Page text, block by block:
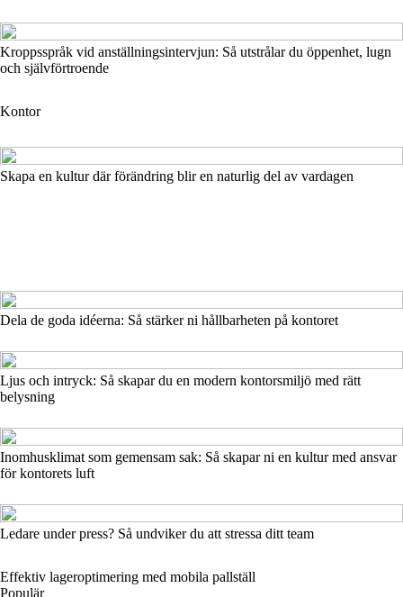
Kroppsspråk vid anställningsintervjun: Så utstrålar du öppenhet, lugn
och självförtroende
Kontor
Skapa en kultur där förändring blir en naturlig del av vardagen
Dela de goda idéerna: Så stärker ni hållbarheten på kontoret
Ljus och intryck: Så skapar du en modern kontorsmiljö med rätt
belysning
Inomhusklimat som gemensam sak: Så skapar ni en kultur med ansvar
för kontorets luft
Ledare under press? Så undviker du att stressa ditt team
Effektiv lageroptimering med mobila pallställ
Populär